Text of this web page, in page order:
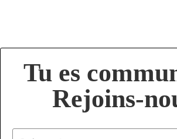
Tu es
Rejoins-